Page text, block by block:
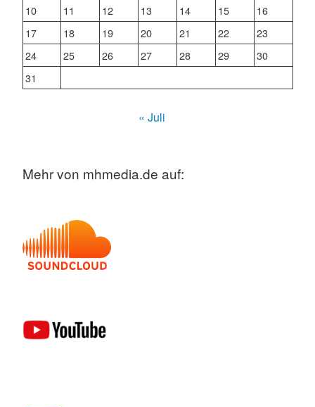
10
11 12 13 14 15
16
17
18 19 20 21 22
23
24
25 26 27 28 29
30
31
« Juli
Mehr von mhmedia.de auf: